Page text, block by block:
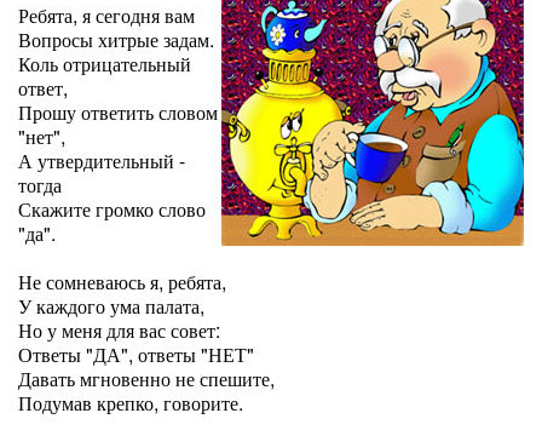
Ребята, я сегодня вам
Вопросы хитрые задам.
Коль отрицательный
ответ,
Прошу ответить словом
"нет",
А утвердительный -
тогда
Скажите громко слово
"да".
Не сомневаюсь я, ребята,
У каждого ума палата,
Но у меня для вас совет:
Ответы "ДА", ответы "НЕТ"
Давать мгновенно не спешите,
Подумав крепко, говорите.